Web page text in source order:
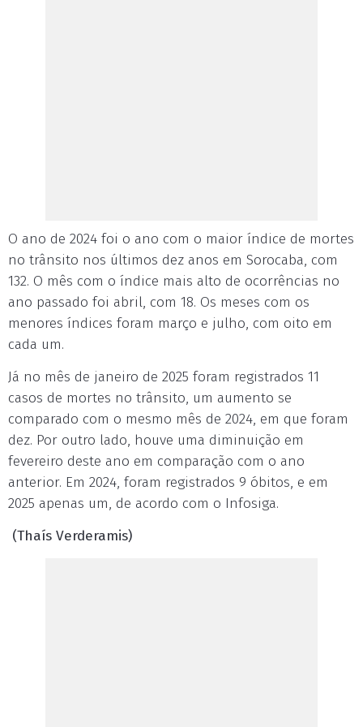
O ano de 2024 foi o ano com o maior índice de mortes
no trânsito nos últimos dez anos em Sorocaba, com
132. O mês com o índice mais alto de ocorrências no
ano passado foi abril, com 18. Os meses com os
menores índices foram março e julho, com oito em
cada um.
Já no mês de janeiro de 2025 foram registrados 11
casos de mortes no trânsito, um aumento se
comparado com o mesmo mês de 2024, em que foram
dez. Por outro lado, houve uma diminuição em
fevereiro deste ano em comparação com o ano
anterior. Em 2024, foram registrados 9 óbitos, e em
2025 apenas um, de acordo com o Infosiga.
(Thaís Verderamis)